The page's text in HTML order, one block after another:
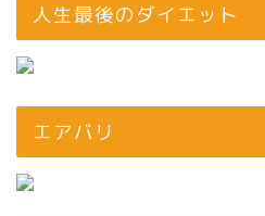
人生最後のダイエット
エアバリ